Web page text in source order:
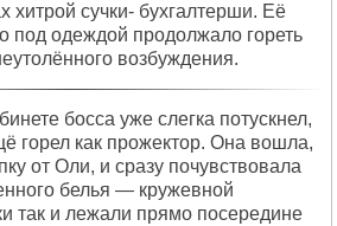
хитрой сучки- бухгалтерши. Её
под одеждой продолжало гореть
возбуждения.
босса уже слегка потускнел,
горел как прожектор. Она вошла,
от Оли, и сразу почувствовала
белья — кружевной
так и лежали прямо посередине